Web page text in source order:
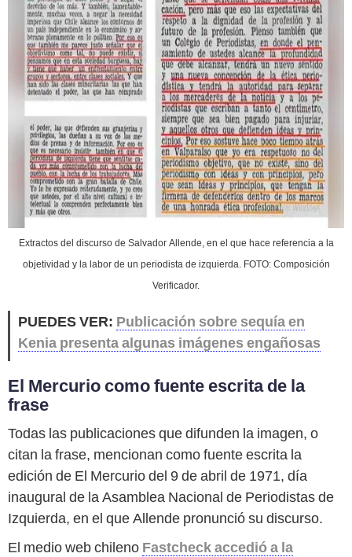
Extractos del discurso de Salvador Allende, en el que hace referencia a la
objetividad y la labor de un periodista de izquierda. FOTO: Composición
Verificador.
PUEDES VER: Publicación sobre sequía en
Kenia presenta algunas imágenes engañosas
El Mercurio como fuente escrita de la
frase
Todas las publicaciones que difunden la imagen, o
citan la frase, mencionan como fuente escrita la
edición de El Mercurio del 9 de abril de 1971, día
inaugural de la Asamblea Nacional de Periodistas de
Izquierda, en el que Allende pronunció su discurso.
El medio web chileno Fastcheck accedió a la